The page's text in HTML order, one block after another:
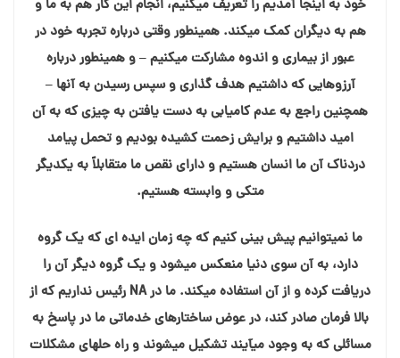
خود به اینجا آمدیم را تعریف میکنیم، انجام این کار هم به ما و
هم به دیگران کمک میکند. همینطور وقتی درباره تجربه خود در
عبور از بیماری و اندوه مشارکت میکنیم – و همینطور درباره
آرزوهایی که داشتیم هدف گذاری و سپس رسیدن به آنها –
همچنین راجع به عدم کامیابی به دست یافتن به چیزی که به آن
امید داشتیم و برایش زحمت کشیده بودیم و تحمل پیامد
دردناک آن ما انسان هستیم و دارای نقص ما متقابلاً به یکدیگر
متکی و وابسته هستیم.
ما نمیتوانیم پیش بینی کنیم که چه زمان ایده ای که یک گروه
دارد، به آن سوی دنیا منعکس میشود و یک گروه دیگر آن را
دریافت کرده و از آن استفاده میکند. ما در NA رئیس نداریم که از
بالا فرمان صادر کند، در عوض ساختارهای خدماتی ما در پاسخ به
مسائلی که به وجود میآیند تشکیل میشوند و راه حلهای مشکلات